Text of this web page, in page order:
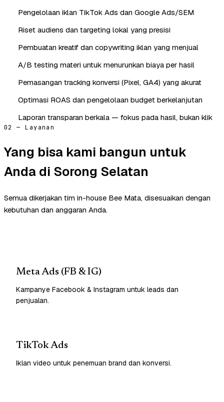
Pengelolaan iklan TikTok Ads dan Google Ads/SEM
Riset audiens dan targeting lokal yang presisi
Pembuatan kreatif dan copywriting iklan yang menjual
A/B testing materi untuk menurunkan biaya per hasil
Pemasangan tracking konversi (Pixel, GA4) yang akurat
Optimasi ROAS dan pengelolaan budget berkelanjutan
Laporan transparan berkala — fokus pada hasil, bukan klik
02 — Layanan
Yang bisa kami bangun untuk
Anda di Sorong Selatan
Semua dikerjakan tim in-house Bee Mata, disesuaikan dengan
kebutuhan dan anggaran Anda.
Meta Ads (FB & IG)
Kampanye Facebook & Instagram untuk leads dan
penjualan.
TikTok Ads
Iklan video untuk penemuan brand dan konversi.